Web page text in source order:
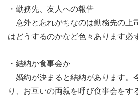
・勤務先、友人への報告
意外と忘れがちなのは勤務先の上
はどうするのかなど色々あります必
・結納か食事会か
婚約が決まると結納があります。
り、お互いの両親を呼び食事会をす